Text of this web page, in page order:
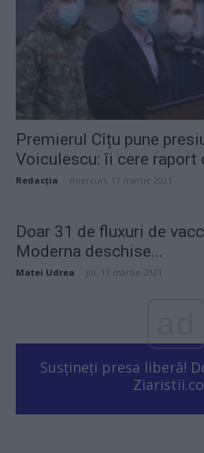
Premierul Cîțu pune
Voiculescu: îi cere raport
Redacţia miercuri, 17 martie 2021
Doar 31 de fluxuri de
Moderna deschise...
Matei Udrea joi, 11 martie 2021
Susțineți presa liberă!